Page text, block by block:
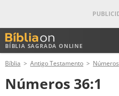
BÍBLIA SAGRADA ONLINE
ANTIGO TESTAMENTO
NOVO TESTAMENTO
Bíblia Antigo Testamento Números
Números 36:1